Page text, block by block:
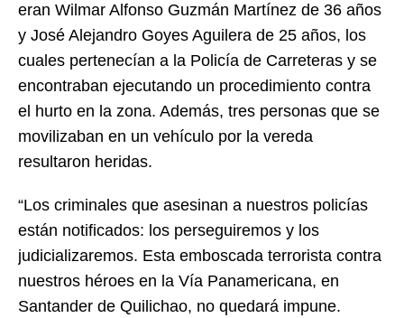
eran Wilmar Alfonso Guzmán Martínez de 36 años
y José Alejandro Goyes Aguilera de 25 años, los
cuales pertenecían a la Policía de Carreteras y se
encontraban ejecutando un procedimiento contra
el hurto en la zona. Además, tres personas que se
movilizaban en un vehículo por la vereda
resultaron heridas.
“Los criminales que asesinan a nuestros policías
están notificados: los perseguiremos y los
judicializaremos. Esta emboscada terrorista contra
nuestros héroes en la Vía Panamericana, en
Santander de Quilichao, no quedará impune.